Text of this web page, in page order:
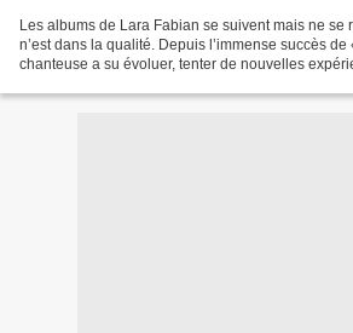
Les albums de Lara Fabian se suivent mais ne se
n’est dans la qualité. Depuis l’immense succès
chanteuse a su évoluer, tenter de nouvelles